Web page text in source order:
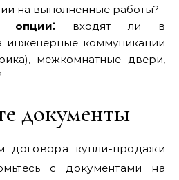
на выполненные работы?
опции⁚входят ли в
инженерные коммуникации
межкомнатные двери,
документы
договора купли-продажи
с документами на